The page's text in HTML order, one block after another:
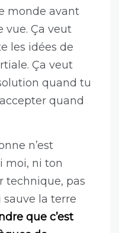
reste à
avoir
humilité ça
prendre le
monde avant
vue. Ça veut
les idées de
Ça veut